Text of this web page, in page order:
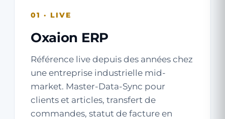
01 · LIVE
Oxaion ERP
Référence live depuis des années chez
une entreprise industrielle mid-
market. Master-Data-Sync pour
clients et articles, transfert de
commandes, statut de facture en